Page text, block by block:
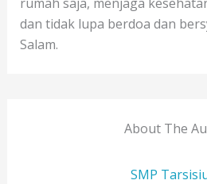
dan tidak lupa berdoa dan
Salam.
About The
SMP